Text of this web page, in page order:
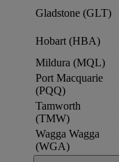
Gladstone (GLT)
Hobart (HBA)
Mildura (MQL)
Port Macquarie
(PQQ)
Tamworth
(TMW)
Wagga Wagga
(WGA)